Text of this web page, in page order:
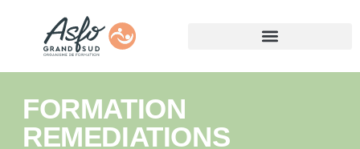
FORMATION
REMEDIATIONS